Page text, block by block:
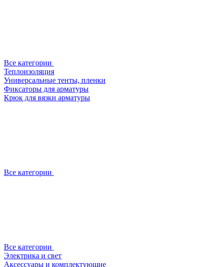
Все категории
Теплоизоляция
Универсальные тенты, пленки
Фиксаторы для арматуры
Крюк для вязки арматуры
Все категории
Все категории
Электрика и свет
Аксессуары и комплектующие